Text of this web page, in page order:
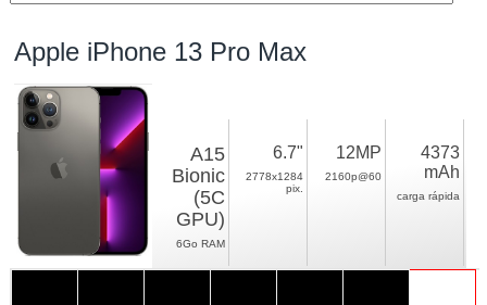
Apple iPhone 13 Pro Max
A15
Bionic
(5C
GPU)
6Go RAM
6.7"
2778x1284
pix.
12MP
2160p@60
4373
mAh
carga rápida